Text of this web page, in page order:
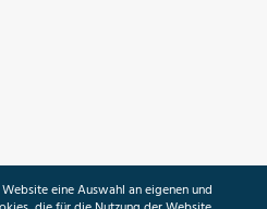
eine Auswahl an eigenen und